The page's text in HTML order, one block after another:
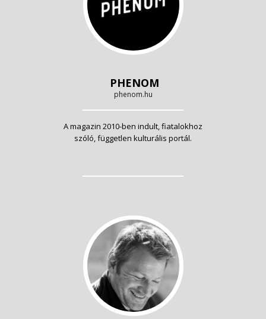
PHENOM
phenom.hu
A magazin 2010-ben indult, fiatalokhoz
szóló, független kulturális portál.